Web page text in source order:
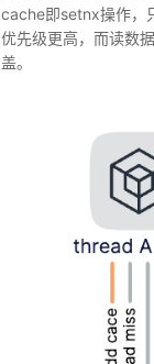
cache即setnx操作，
优先级更高，而读数
盖。